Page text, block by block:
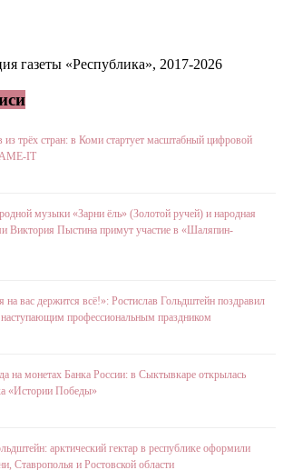
газеты «Республика», 2017-2026
из трёх стран: в Коми стартует масштабный цифровой
IT
музыки «Зарни ёль» (Золотой ручей) и народная
Виктория Пыстина примут участие в «Шаляпин-
на вас держится всё!»: Ростислав Гольдштейн поздравил
наступающим профессиональным праздником
на монетах Банка России: в Сыктывкаре открылась
«Истории Победы»
арктический гектар в республике оформили
Ставрополья и Ростовской области